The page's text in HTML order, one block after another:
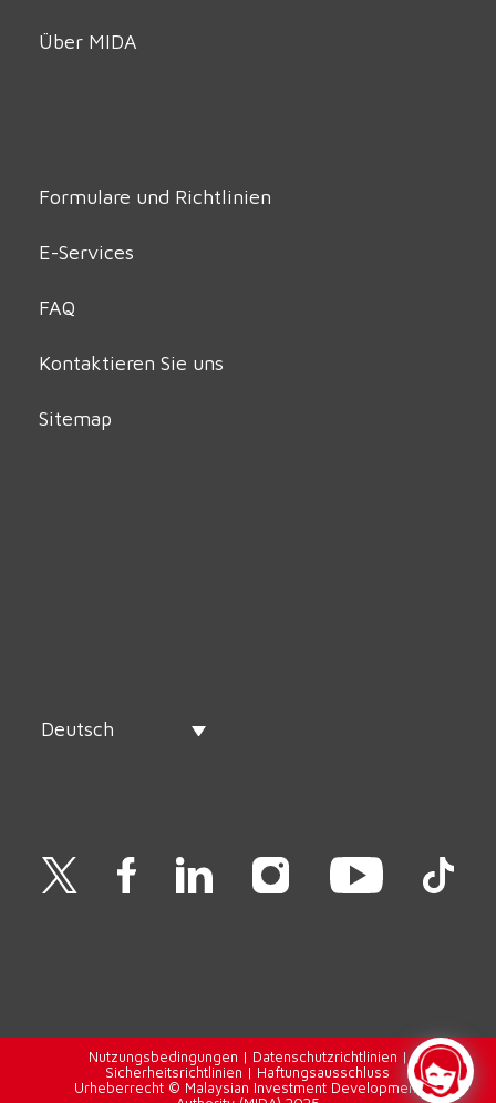
Über MIDA
Formulare und Richtlinien
E-Services
FAQ
Kontaktieren Sie uns
Sitemap
Deutsch
Nutzungsbedingungen | Datenschutzrichtlinien |
Sicherheitsrichtlinien | Haftungsausschluss
Urheberrecht © Malaysian Investment Development